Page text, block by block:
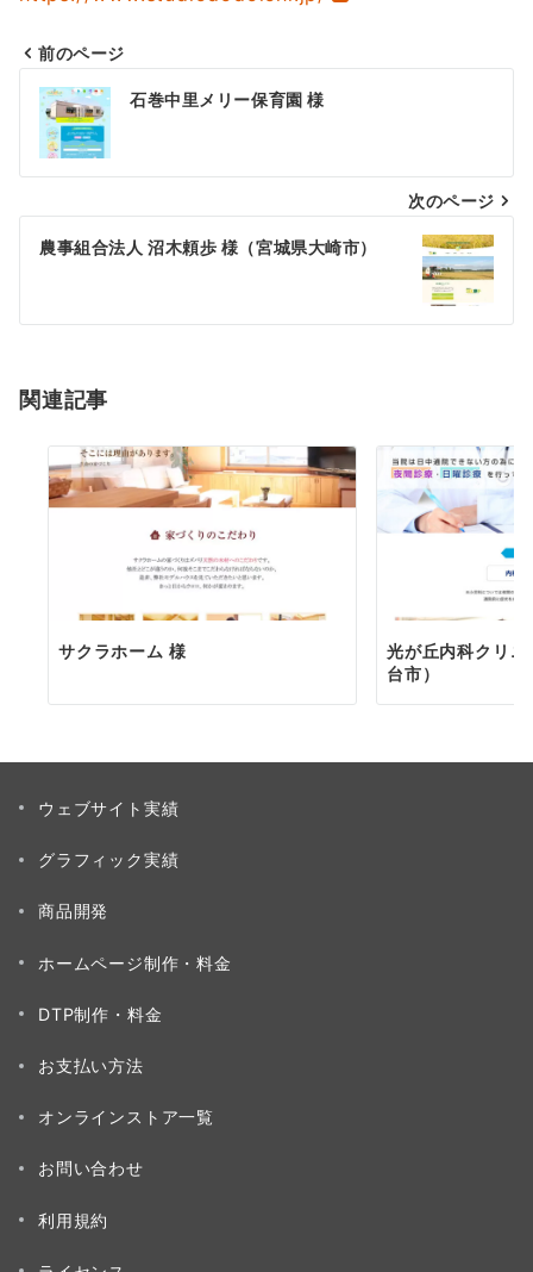
投
ナ
ビ
ゲ
シ
ン
前のページ
石巻中里メリー保育園 様
次のページ
農事組合法人 沼木頼歩 様（宮城県大崎市）
関連記事
サクラホーム 様
光が丘内科クリ
台市）
ウェブサイト実績
グラフィック実績
商品開発
ホームページ制作・料金
DTP制作・料金
お支払い方法
オンラインストア一覧
お問い合わせ
利用規約